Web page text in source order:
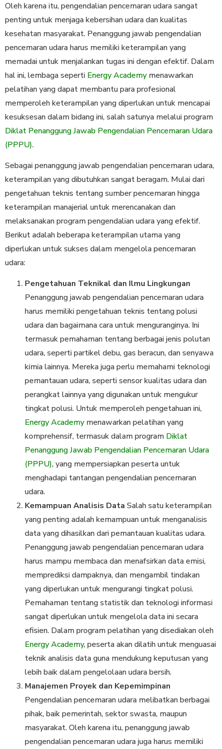
Oleh karena itu, pengendalian pencemaran udara sangat
penting untuk menjaga kebersihan udara dan kualitas
kesehatan masyarakat. Penanggung jawab pengendalian
pencemaran udara harus memiliki keterampilan yang
memadai untuk menjalankan tugas ini dengan efektif. Dalam
hal ini, lembaga seperti Energy Academy menawarkan
pelatihan yang dapat membantu para profesional
memperoleh keterampilan yang diperlukan untuk mencapai
kesuksesan dalam bidang ini, salah satunya melalui program
Diklat Penanggung Jawab Pengendalian Pencemaran Udara
(PPPU).
Sebagai penanggung jawab pengendalian pencemaran udara,
keterampilan yang dibutuhkan sangat beragam. Mulai dari
pengetahuan teknis tentang sumber pencemaran hingga
keterampilan manajerial untuk merencanakan dan
melaksanakan program pengendalian udara yang efektif.
Berikut adalah beberapa keterampilan utama yang
diperlukan untuk sukses dalam mengelola pencemaran
udara:
Pengetahuan Teknikal dan Ilmu Lingkungan
Penanggung jawab pengendalian pencemaran udara
harus memiliki pengetahuan teknis tentang polusi
udara dan bagaimana cara untuk menguranginya. Ini
termasuk pemahaman tentang berbagai jenis polutan
udara, seperti partikel debu, gas beracun, dan senyawa
kimia lainnya. Mereka juga perlu memahami teknologi
pemantauan udara, seperti sensor kualitas udara dan
perangkat lainnya yang digunakan untuk mengukur
tingkat polusi. Untuk memperoleh pengetahuan ini,
Energy Academy menawarkan pelatihan yang
komprehensif, termasuk dalam program Diklat
Penanggung Jawab Pengendalian Pencemaran Udara
(PPPU), yang mempersiapkan peserta untuk
menghadapi tantangan pengendalian pencemaran
udara.
Kemampuan Analisis Data Salah satu keterampilan
yang penting adalah kemampuan untuk menganalisis
data yang dihasilkan dari pemantauan kualitas udara.
Penanggung jawab pengendalian pencemaran udara
harus mampu membaca dan menafsirkan data emisi,
memprediksi dampaknya, dan mengambil tindakan
yang diperlukan untuk mengurangi tingkat polusi.
Pemahaman tentang statistik dan teknologi informasi
sangat diperlukan untuk mengelola data ini secara
efisien. Dalam program pelatihan yang disediakan oleh
Energy Academy, peserta akan dilatih untuk menguasai
teknik analisis data guna mendukung keputusan yang
lebih baik dalam pengelolaan udara bersih.
Manajemen Proyek dan Kepemimpinan
Pengendalian pencemaran udara melibatkan berbagai
pihak, baik pemerintah, sektor swasta, maupun
masyarakat. Oleh karena itu, penanggung jawab
pengendalian pencemaran udara juga harus memiliki